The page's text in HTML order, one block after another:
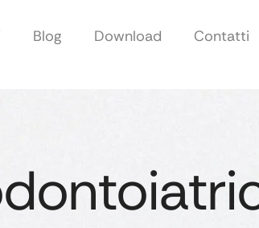
Blog Download Contatti